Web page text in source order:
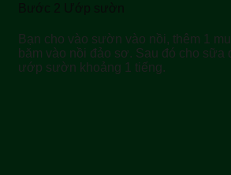
Bước 2 Ướp sườn
Bạn cho vào sườn vào nồi, thêm 1
băm vào nồi đảo sơ. Sau đó cho sữa
ướp sườn khoảng 1 tiếng.